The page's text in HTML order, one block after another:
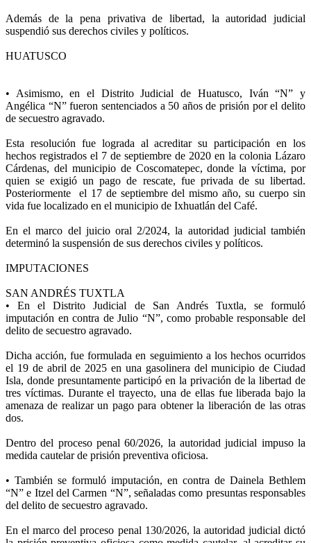
Además de la pena privativa de libertad, la autoridad judicial
suspendió sus derechos civiles y políticos.
HUATUSCO
• Asimismo, en el Distrito Judicial de Huatusco, Iván “N” y
Angélica “N” fueron sentenciados a 50 años de prisión por el delito
de secuestro agravado.
Esta resolución fue lograda al acreditar su participación en los
hechos registrados el 7 de septiembre de 2020 en la colonia Lázaro
Cárdenas, del municipio de Coscomatepec, donde la víctima, por
quien se exigió un pago de rescate, fue privada de su libertad.
Posteriormente el 17 de septiembre del mismo año, su cuerpo sin
vida fue localizado en el municipio de Ixhuatlán del Café.
En el marco del juicio oral 2/2024, la autoridad judicial también
determinó la suspensión de sus derechos civiles y políticos.
IMPUTACIONES
SAN ANDRÉS TUXTLA
• En el Distrito Judicial de San Andrés Tuxtla, se formuló
imputación en contra de Julio “N”, como probable responsable del
delito de secuestro agravado.
Dicha acción, fue formulada en seguimiento a los hechos ocurridos
el 19 de abril de 2025 en una gasolinera del municipio de Ciudad
Isla, donde presuntamente participó en la privación de la libertad de
tres víctimas. Durante el trayecto, una de ellas fue liberada bajo la
amenaza de realizar un pago para obtener la liberación de las otras
dos.
Dentro del proceso penal 60/2026, la autoridad judicial impuso la
medida cautelar de prisión preventiva oficiosa.
• También se formuló imputación, en contra de Dainela Bethlem
“N” e Itzel del Carmen “N”, señaladas como presuntas responsables
del delito de secuestro agravado.
En el marco del proceso penal 130/2026, la autoridad judicial dictó